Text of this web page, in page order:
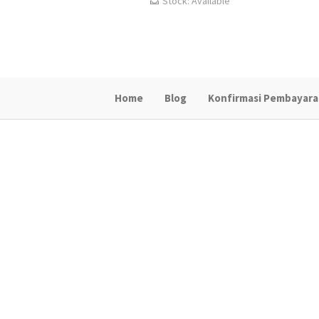
Home Blog Konfirmasi